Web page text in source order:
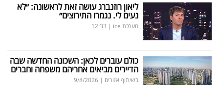
ליאון רוזנברג עושה זאת לראשונה: ״לא
נעים לי. נגמרו התירוצים״
מערכת ice |
12:33
כולם עוברים לכאן: השכונה החדשה שבה
הדיירים מביאים אחריהם משפחה וחברים
בשיתוף אזורים |
9/8/2026